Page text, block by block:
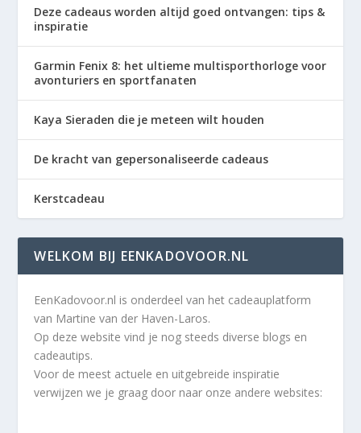
Deze cadeaus worden altijd goed ontvangen: tips &
inspiratie
Garmin Fenix 8: het ultieme multisporthorloge voor
avonturiers en sportfanaten
Kaya Sieraden die je meteen wilt houden
De kracht van gepersonaliseerde cadeaus
Kerstcadeau
WELKOM BIJ EENKADOVOOR.NL
EenKadovoor.nl is onderdeel van het cadeauplatform
van Martine van der Haven-Laros.
Op deze website vind je nog steeds diverse blogs en
cadeautips.
Voor de meest actuele en uitgebreide inspiratie
verwijzen we je graag door naar onze andere websites: